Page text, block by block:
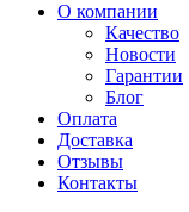
О компании
Качество
Новости
Гарантии
Блог
Оплата
Доставка
Отзывы
Контакты